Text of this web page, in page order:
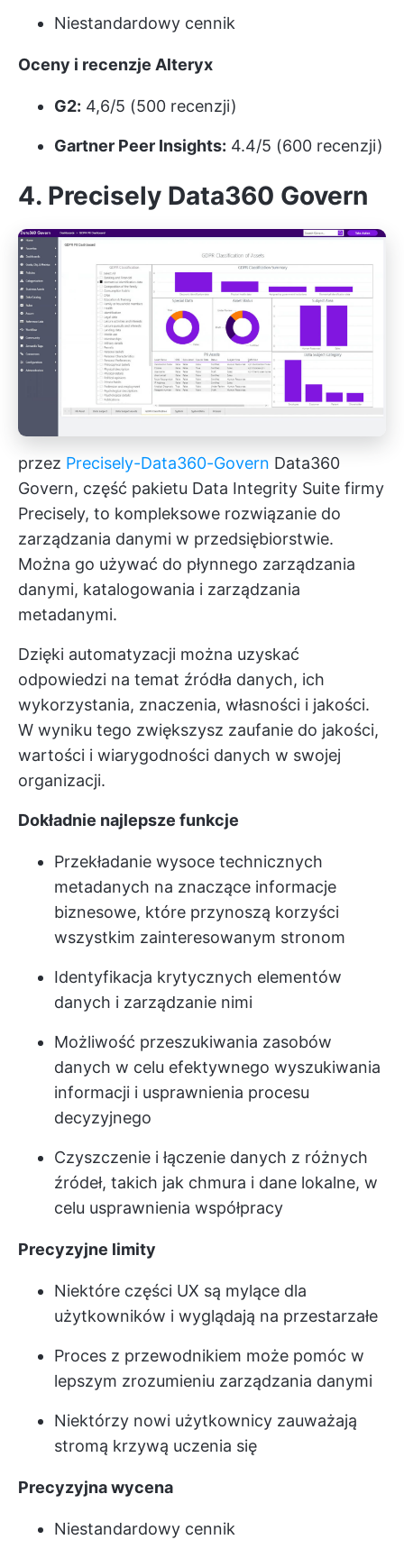
Niestandardowy cennik
Oceny i recenzje Alteryx
G2: 4,6/5 (500 recenzji)
Gartner Peer Insights: 4.4/5 (600 recenzji)
4. Precisely Data360 Govern
przez Precisely-Data360-Govern Data360
Govern, część pakietu Data Integrity Suite firmy
Precisely, to kompleksowe rozwiązanie do
zarządzania danymi w przedsiębiorstwie.
Można go używać do płynnego zarządzania
danymi, katalogowania i zarządzania
metadanymi.
Dzięki automatyzacji można uzyskać
odpowiedzi na temat źródła danych, ich
wykorzystania, znaczenia, własności i jakości.
W wyniku tego zwiększysz zaufanie do jakości,
wartości i wiarygodności danych w swojej
organizacji.
Dokładnie najlepsze funkcje
Przekładanie wysoce technicznych
metadanych na znaczące informacje
biznesowe, które przynoszą korzyści
wszystkim zainteresowanym stronom
Identyfikacja krytycznych elementów
danych i zarządzanie nimi
Możliwość przeszukiwania zasobów
danych w celu efektywnego wyszukiwania
informacji i usprawnienia procesu
decyzyjnego
Czyszczenie i łączenie danych z różnych
źródeł, takich jak chmura i dane lokalne, w
celu usprawnienia współpracy
Precyzyjne limity
Niektóre części UX są mylące dla
użytkowników i wyglądają na przestarzałe
Proces z przewodnikiem może pomóc w
lepszym zrozumieniu zarządzania danymi
Niektórzy nowi użytkownicy zauważają
stromą krzywą uczenia się
Precyzyjna wycena
Niestandardowy cennik